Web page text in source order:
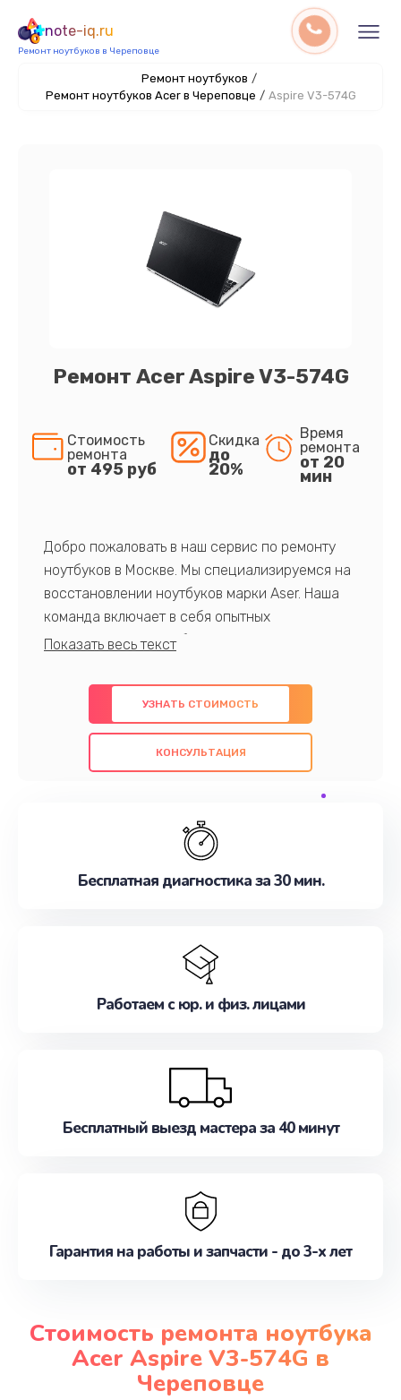
note-iq.ru
Ремонт ноутбуков в Череповце
Ремонт ноутбуков /
Ремонт ноутбуков Acer в Череповце / Aspire V3-574G
Ремонт Acer Aspire V3-574G
Стоимость
ремонта
от 495 руб
Скидка
до
20%
Время
ремонта
от 20
мин
Добро пожаловать в наш сервис по ремонту
ноутбуков в Москве. Мы специализируемся на
восстановлении ноутбуков марки Aser. Наша
команда включает в себя опытных
профессионалов с обширными знаниями и
предлагаем быстрый и качественный ремонт с
использованием оригинальных компонентов, а
также гарантируем качество всех
проведенных работ. Наша цель - предоставить
обслуживание, удовлетворяя их потребности
наилучшим образом. Не медлите записаться на
УЗНАТЬ СТОИМОСТЬ
КОНСУЛЬТАЦИЯ
Бесплатная диагностика за 30 мин.
Работаем с юр. и физ. лицами
Бесплатный выезд мастера за 40 минут
Гарантия на работы и запчасти - до 3-х лет
Стоимость ремонта ноутбука
Acer Aspire V3-574G в
Череповце